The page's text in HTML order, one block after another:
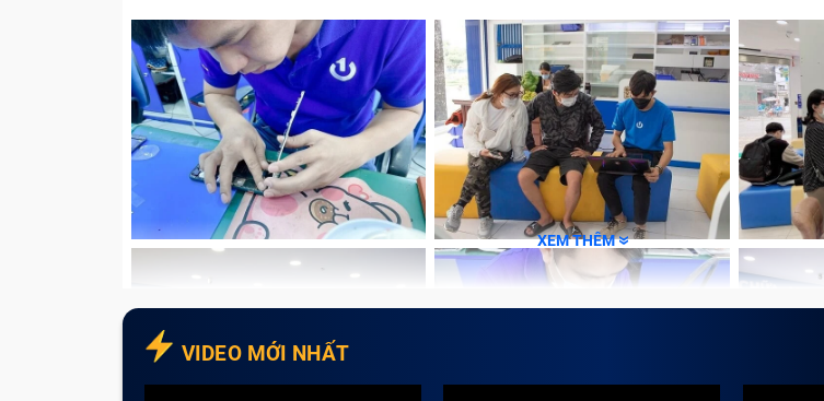
Chính sách vận chuyển thuận tiện
Đa dạng hình thức thanh toán
Có chính sách hoàn tiền cho sản phẩm lỗi
Những lưu ý để sửa chữa nhanh chóng, hiệu quả tại Trung Tâm Bảo Hành One
Đặt lịch hẹn trước
Tham khảo giá trước khi sửa chữa
Liên hệ với trung tâm để được tư vấn
Lưu ý các sản phẩm được, không được bảo hành
Tạm kết
XEM THÊM
VIDEO MỚI NHẤT